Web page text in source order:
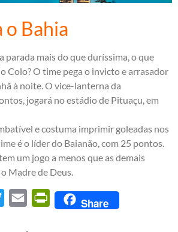
o Bahia
parada mais do que duríssima, o que
Colo? O time pega o invicto e arrasador
à noite. O vice-lanterna da
jogará no estádio de Pituaçu, em
e costuma imprimir goleadas nos
é o líder do Baianão, com 25 pontos.
um jogo a menos que as demais
Madre de Deus.
Twitter Email PrintFriendly
Share